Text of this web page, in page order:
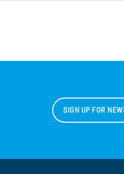
SIGN UP FOR